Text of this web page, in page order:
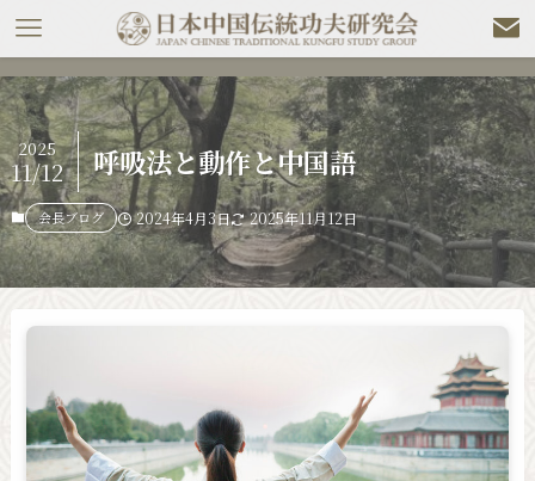
呼吸法と動作と中国語
2025
11/12
会長ブログ 2024年4月3日 2025年11月12日